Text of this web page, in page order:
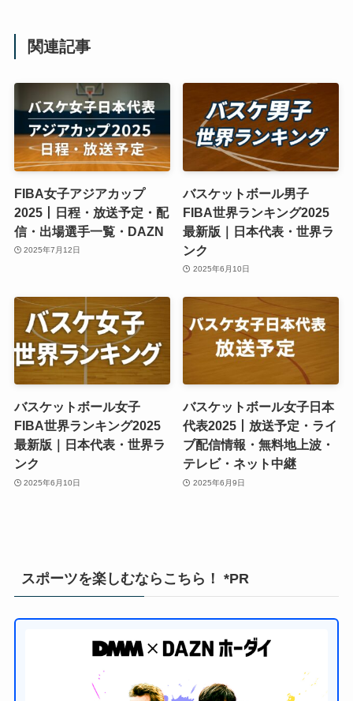
関連記事
FIBA女子アジアカップ
2025丨日程・放送予定・配
信・出場選手一覧・DAZN
2025年7月12日
バスケットボール男子
FIBA世界ランキング2025
最新版｜日本代表・世界ラ
ンク
2025年6月10日
バスケットボール女子
FIBA世界ランキング2025
最新版｜日本代表・世界ラ
ンク
2025年6月10日
バスケットボール女子日本
代表2025丨放送予定・ライ
ブ配信情報・無料地上波・
テレビ・ネット中継
2025年6月9日
スポーツを楽しむならこちら！ *PR